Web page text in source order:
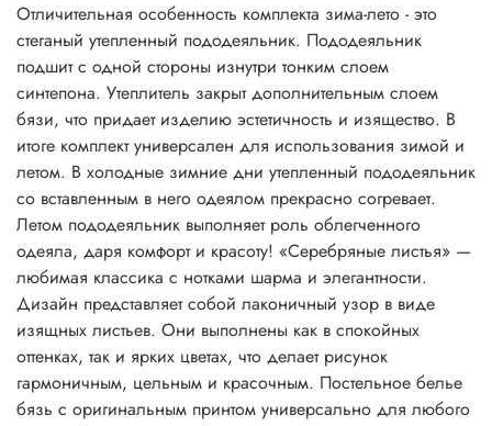
Отличительная особенность комплекта зима-лето - это
стеганый утепленный пододеяльник. Пододеяльник
подшит с одной стороны изнутри тонким слоем
синтепона. Утеплитель закрыт дополнительным слоем
бязи, что придает изделию эстетичность и изящество. В
итоге комплект универсален для использования зимой и
летом. В холодные зимние дни утепленный пододеяльник
со вставленным в него одеялом прекрасно согревает.
Летом пододеяльник выполняет роль облегченного
одеяла, даря комфорт и красоту! «Серебряные листья» —
любимая классика с нотками шарма и элегантности.
Дизайн представляет собой лаконичный узор в виде
изящных листьев. Они выполнены как в спокойных
оттенках, так и ярких цветах, что делает рисунок
гармоничным, цельным и красочным. Постельное белье
бязь с оригинальным принтом универсально для любого